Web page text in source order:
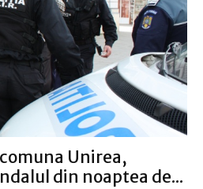
Unirea,
din noaptea de...